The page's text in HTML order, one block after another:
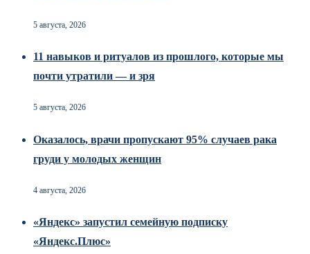
5 августа, 2026
11 навыков и ритуалов из прошлого, которые мы
почти утратили — и зря
5 августа, 2026
Оказалось, врачи пропускают 95% случаев рака
груди у молодых женщин
4 августа, 2026
«Яндекс» запустил семейную подписку
«Яндекс.Плюс»